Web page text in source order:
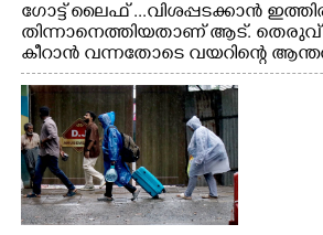
ഗോട്ട് ലൈഫ് ...വിശപ്പടക്കാൻ
തിന്നാനെത്തിയതാണ് ആട്. തെരുവ്
കീറാൻ വന്നതോടെ വയറിന്റെ
വേണ്ടിയായി ഓട്ടം. എറണാകുളം
നിന്നുള്ള കാഴ്ച